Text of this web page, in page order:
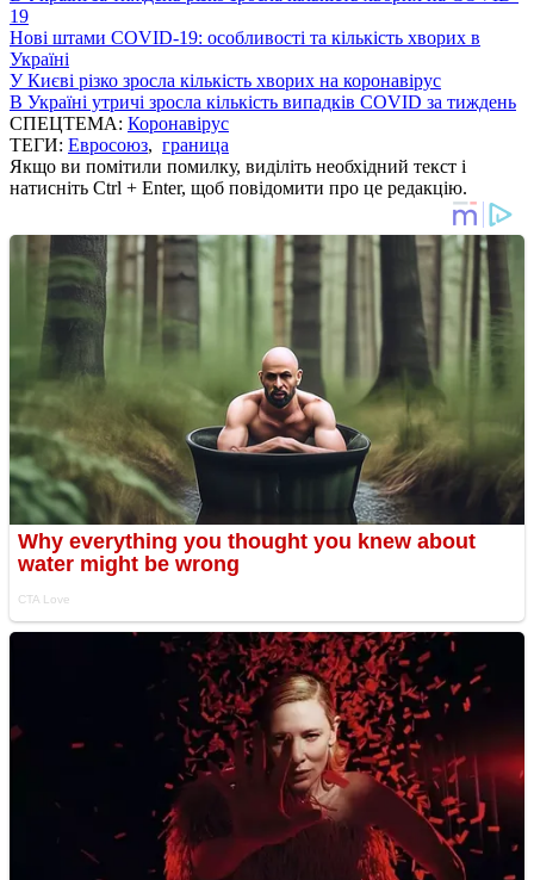
19
Нові штами COVID-19: особливості та кількість хворих в
Україні
У Києві різко зросла кількість хворих на коронавірус
В Україні утричі зросла кількість випадків COVID за тиждень
СПЕЦТЕМА: Коронавірус
ТЕГИ: Евросоюз, граница
Якщо ви помітили помилку, виділіть необхідний текст і
натисніть Ctrl + Enter, щоб повідомити про це редакцію.